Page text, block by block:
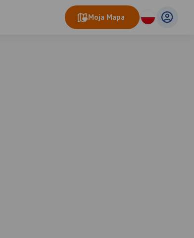
Moja Mapa